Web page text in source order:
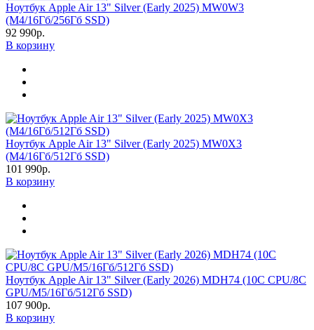
Ноутбук Apple Air 13" Silver (Early 2025) MW0W3
(M4/16Гб/256Гб SSD)
92 990р.
В корзину
Ноутбук Apple Air 13" Silver (Early 2025) MW0X3
(M4/16Гб/512Гб SSD)
101 990р.
В корзину
Ноутбук Apple Air 13" Silver (Early 2026) MDH74 (10C CPU/8C
GPU/M5/16Гб/512Гб SSD)
107 900р.
В корзину